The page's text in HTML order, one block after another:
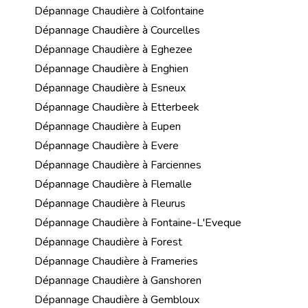
Dépannage Chaudière à Colfontaine
Dépannage Chaudière à Courcelles
Dépannage Chaudière à Eghezee
Dépannage Chaudière à Enghien
Dépannage Chaudière à Esneux
Dépannage Chaudière à Etterbeek
Dépannage Chaudière à Eupen
Dépannage Chaudière à Evere
Dépannage Chaudière à Farciennes
Dépannage Chaudière à Flemalle
Dépannage Chaudière à Fleurus
Dépannage Chaudière à Fontaine-L'Eveque
Dépannage Chaudière à Forest
Dépannage Chaudière à Frameries
Dépannage Chaudière à Ganshoren
Dépannage Chaudière à Gembloux